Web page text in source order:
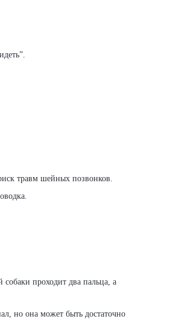
травм шейных позвонков.
проходит два пальца, а
но она может быть достаточно